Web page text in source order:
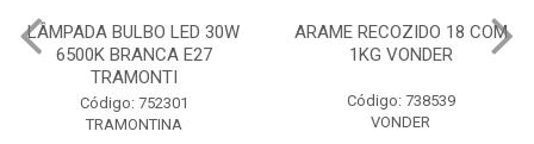
LÂMPADA BULBO LED 30W
6500K BRANCA E27
TRAMONTI
Código: 752301
TRAMONTINA
ARAME RECOZIDO 18 COM
1KG VONDER
Código: 738539
VONDER